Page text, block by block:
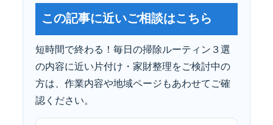
この記事に近いご相談はこちら
短時間で終わる！毎日の掃除ルーティン３選
の内容に近い片付け・家財整理をご検討中の
方は、作業内容や地域ページもあわせてご確
認ください。